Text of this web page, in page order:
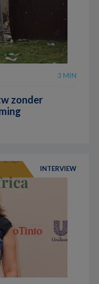
3 MIN
zonder
INTERVIEW